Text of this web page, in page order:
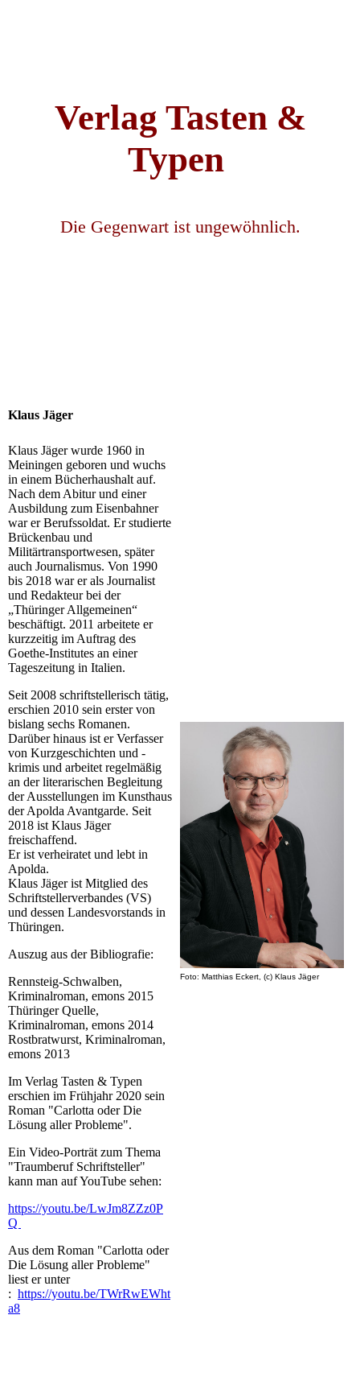
Verlag Tasten &
Typen
Die Gegenwart ist ungewöhnlich.
Klaus Jäger
Klaus Jäger wurde 1960 in
Meiningen geboren und wuchs
in einem Bücherhaushalt auf.
Nach dem Abitur und einer
Ausbildung zum Eisenbahner
war er Berufssoldat. Er studierte
Brückenbau und
Militärtransportwesen, später
auch Journalismus. Von 1990
bis 2018 war er als Journalist
und Redakteur bei der
„Thüringer Allgemeinen“
beschäftigt. 2011 arbeitete er
kurzzeitig im Auftrag des
Goethe-Institutes an einer
Tageszeitung in Italien.
Seit 2008 schriftstellerisch tätig,
erschien 2010 sein erster von
bislang sechs Romanen.
Darüber hinaus ist er Verfasser
von Kurzgeschichten und -
krimis und arbeitet regelmäßig
an der literarischen Begleitung
der Ausstellungen im Kunsthaus
der Apolda Avantgarde. Seit
2018 ist Klaus Jäger
freischaffend.
Er ist verheiratet und lebt in
Apolda.
Klaus Jäger ist Mitglied des
Schriftstellerverbandes (VS)
und dessen Landesvorstands in
Thüringen.
Auszug aus der Bibliografie:
Rennsteig-Schwalben,
Kriminalroman, emons 2015
Thüringer Quelle,
Kriminalroman, emons 2014
Rostbratwurst, Kriminalroman,
emons 2013
Im Verlag Tasten & Typen
erschien im Frühjahr 2020 sein
Roman "Carlotta oder Die
Lösung aller Probleme".
Ein Video-Porträt zum Thema
"Traumberuf Schriftsteller"
kann man auf YouTube sehen:
https://youtu.be/LwJm8ZZz0P
Q
Aus dem Roman "Carlotta oder
Die Lösung aller Probleme"
liest er unter
: https://youtu.be/TWrRwEWht
a8
Foto: Matthias Eckert, (c) Klaus Jäger